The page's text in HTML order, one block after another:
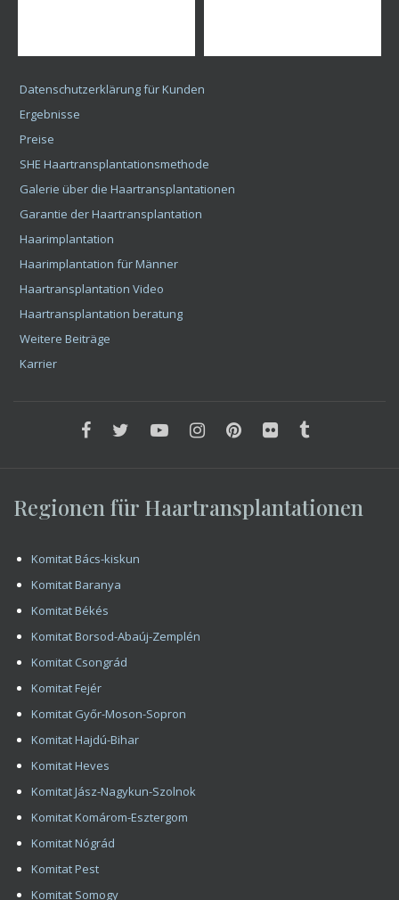
Datenschutzerklärung für Kunden
Ergebnisse
Preise
SHE Haartransplantationsmethode
Galerie über die Haartransplantationen
Garantie der Haartransplantation
Haarimplantation
Haarimplantation für Männer
Haartransplantation Video
Haartransplantation beratung
Weitere Beiträge
Karrier
Regionen für Haartransplantationen
Komitat Bács-kiskun
Komitat Baranya
Komitat Békés
Komitat Borsod-Abaúj-Zemplén
Komitat Csongrád
Komitat Fejér
Komitat Győr-Moson-Sopron
Komitat Hajdú-Bihar
Komitat Heves
Komitat Jász-Nagykun-Szolnok
Komitat Komárom-Esztergom
Komitat Nógrád
Komitat Pest
Komitat Somogy